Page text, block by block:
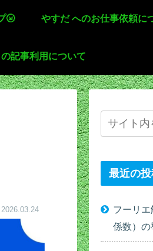
🌝 やすだ へのお仕事依頼に
記事利用について
2026.03.24
最近の
フーリ
係数）の